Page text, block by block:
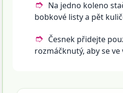
Na jedno koleno
bobkové listy a pět
Česnek přidejte
rozmáčknutý, aby se